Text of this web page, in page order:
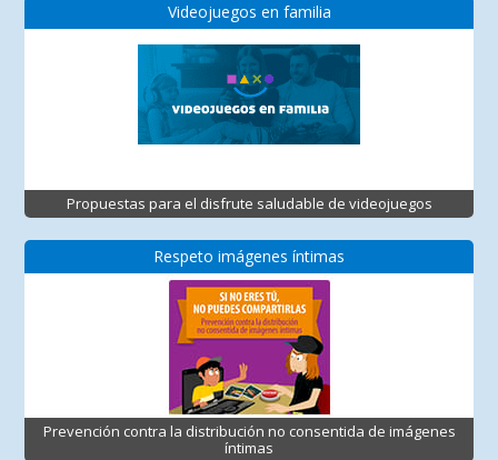
Videojuegos en familia
Propuestas para el disfrute saludable de videojuegos
Respeto imágenes íntimas
Prevención contra la distribución no consentida de imágenes
íntimas